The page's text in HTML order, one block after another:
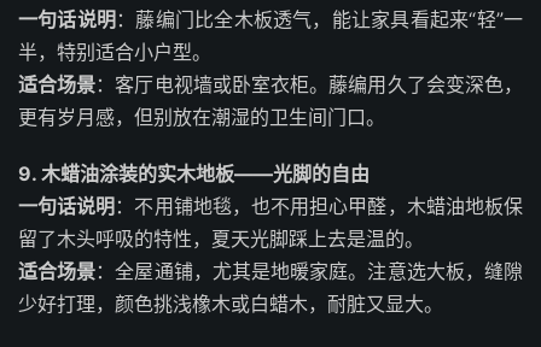
一句话说明 ：藤编门比全木板透气，能让家具看起来“轻”一
半，特别适合小户型。
适合场景：客厅电视墙或卧室衣柜。藤编用久了会变深色，
更有岁月感，但别放在潮湿的卫生间门口。
9. 木蜡油涂装的实木地板——光脚的自由
一句话说明 ：不用铺地毯，也不用担心甲醛，木蜡油地板保
留了木头呼吸的特性，夏天光脚踩上去是温的。
适合场景：全屋通铺，尤其是地暖家庭。注意选大板，缝隙
少好打理，颜色挑浅橡木或白蜡木，耐脏又显大。